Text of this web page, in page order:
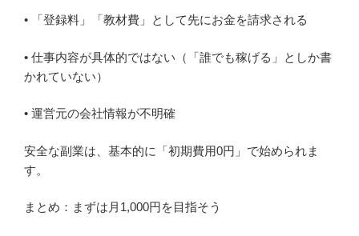
• 「登録料」「教材費」として先にお金を請求される
• 仕事内容が具体的ではない（「誰でも稼げる」としか書
かれていない）
• 運営元の会社情報が不明確
安全な副業は、基本的に「初期費用0円」で始められま
す。
まとめ：まずは月1,000円を目指そう